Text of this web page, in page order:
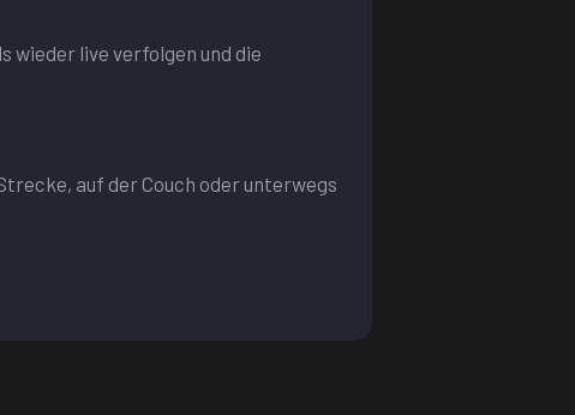
wieder live verfolgen und die
auf der Couch oder unterwegs